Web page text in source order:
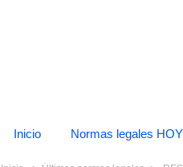
Inicio Normas legales HOY